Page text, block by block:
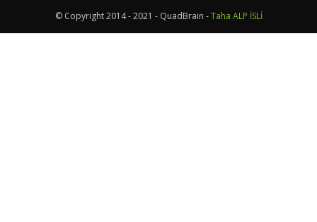
© Copyright 2014 - 2021 - QuadBrain -Taha ALP İSLİ